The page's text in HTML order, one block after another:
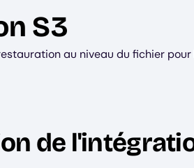
S3
au niveau du fichier
de